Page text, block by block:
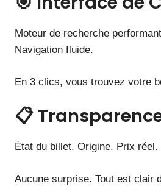
Moteur de recherche
Navigation fluide.
En 3 clics, vous trouvez votre
📋
État du billet. Origine. Prix
Aucune surprise. Tout est clair